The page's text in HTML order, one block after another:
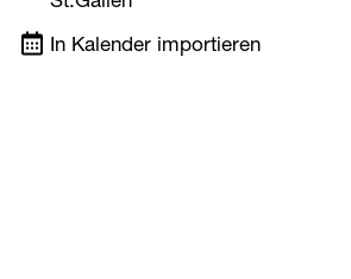
In Kalender importieren